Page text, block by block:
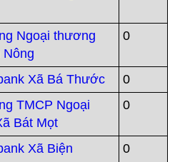
Ngoại thương
Nông
0
Xã Bá Thước
0
TMCP Ngoại
Bát Mọt
0
Xã Biện
0